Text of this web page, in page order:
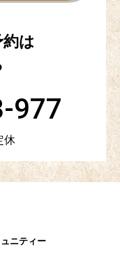
は
977
休
ニティー